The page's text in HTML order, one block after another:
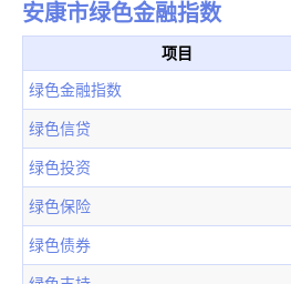
安康市绿色金融指数
项目
绿色金融指数
绿色信贷
绿色投资
绿色保险
绿色债券